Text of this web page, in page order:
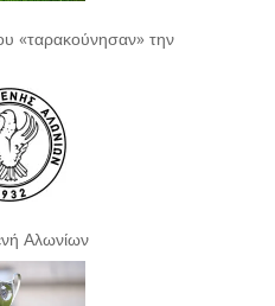
«ταρακούνησαν» την
Αλωνίων